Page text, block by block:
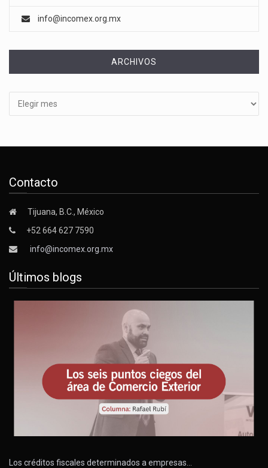
info@incomex.org.mx
ARCHIVOS
Contacto
Tijuana, B.C., México
+52 664 627 7590
info@incomex.org.mx
Últimos blogs
Los créditos fiscales determinados a empresas…